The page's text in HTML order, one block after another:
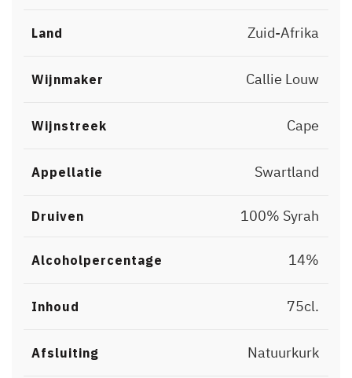
Land Zuid-Afrika
Wijnmaker Callie Louw
Wijnstreek Cape
Appellatie Swartland
Druiven 100% Syrah
Alcoholpercentage 14%
Inhoud 75cl.
Afsluiting Natuurkurk